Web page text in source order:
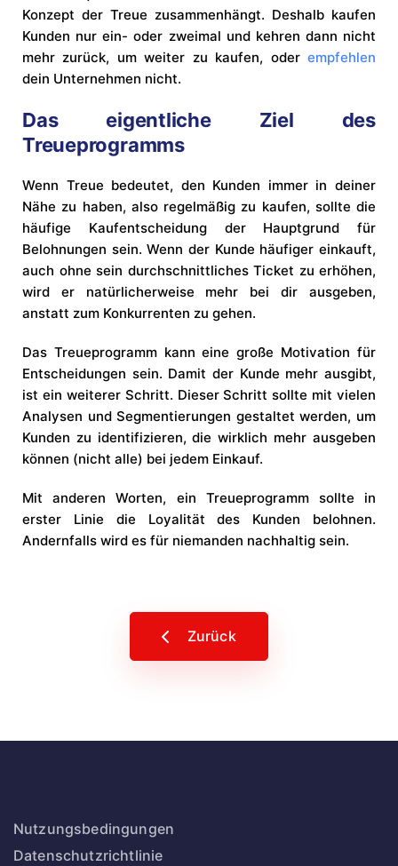
Konzept der Treue zusammenhängt. Deshalb kaufen
Kunden nur ein- oder zweimal und kehren dann nicht
mehr zurück, um weiter zu kaufen, oder empfehlen
dein Unternehmen nicht.
Das eigentliche Ziel des
Treueprogramms
Wenn Treue bedeutet, den Kunden immer in deiner
Nähe zu haben, also regelmäßig zu kaufen, sollte die
häufige Kaufentscheidung der Hauptgrund für
Belohnungen sein. Wenn der Kunde häufiger einkauft,
auch ohne sein durchschnittliches Ticket zu erhöhen,
wird er natürlicherweise mehr bei dir ausgeben,
anstatt zum Konkurrenten zu gehen.
Das Treueprogramm kann eine große Motivation für
Entscheidungen sein. Damit der Kunde mehr ausgibt,
ist ein weiterer Schritt. Dieser Schritt sollte mit vielen
Analysen und Segmentierungen gestaltet werden, um
Kunden zu identifizieren, die wirklich mehr ausgeben
können (nicht alle) bei jedem Einkauf.
Mit anderen Worten, ein Treueprogramm sollte in
erster Linie die Loyalität des Kunden belohnen.
Andernfalls wird es für niemanden nachhaltig sein.
Zurück
Nutzungsbedingungen
Datenschutzrichtlinie